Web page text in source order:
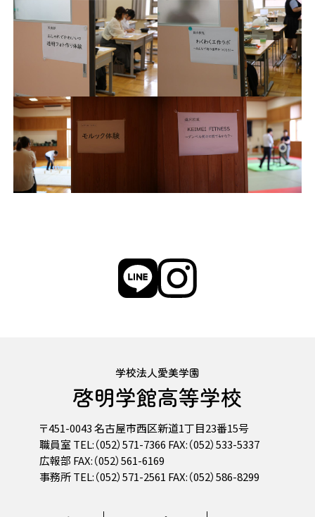
学校法人愛美学園
啓明学館高等学校
〒451-0043 名古屋市西区新道1丁目23番15号
職員室 TEL:（052）571-7366 FAX:（052）533-5337
広報部 FAX:（052）561-6169
事務所 TEL:（052）571-2561 FAX:（052）586-8299